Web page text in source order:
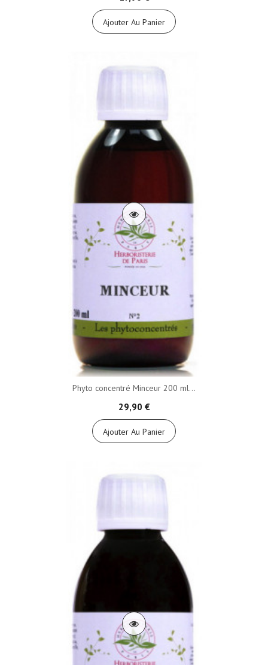
Ajouter Au Panier
Phyto concentré Minceur 200 ml...
29,90 €
Ajouter Au Panier